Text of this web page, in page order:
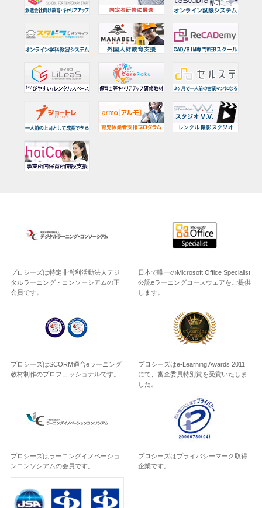
プロシーズは特定非営利活動法人デジ
タルラーニング・コンソーシアムの正
会員です。
日本で唯一のMicrosoft Office Specialist
公認eラーニングコースウェアをご提供
します。
プロシーズはSCORM適合eラーニング
教材制作のプロフェッショナルです。
プロシーズはe-Learning Awards 2011
にて、審査委員特別賞を受賞いたしま
した。
プロシーズはラーニングイノベーショ
ンコンソシアムの会員です。
プロシーズはプライバシーマーク取得
企業です。